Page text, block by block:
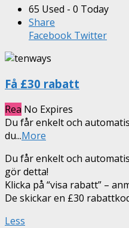
65 Used - 0 Today
Share
Facebook Twitter
Få £30 rabatt
Rea No Expires
Du får enkelt och
du...More
Du får enkelt och
gör detta!
Klicka på “visa rabatt” –
De skickar en £30
Less